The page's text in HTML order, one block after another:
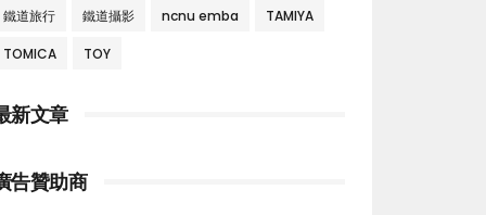
鐵道旅行 鐵道攝影 ncnu emba TAMIYA
TOMICA TOY
新文章
告贊助商